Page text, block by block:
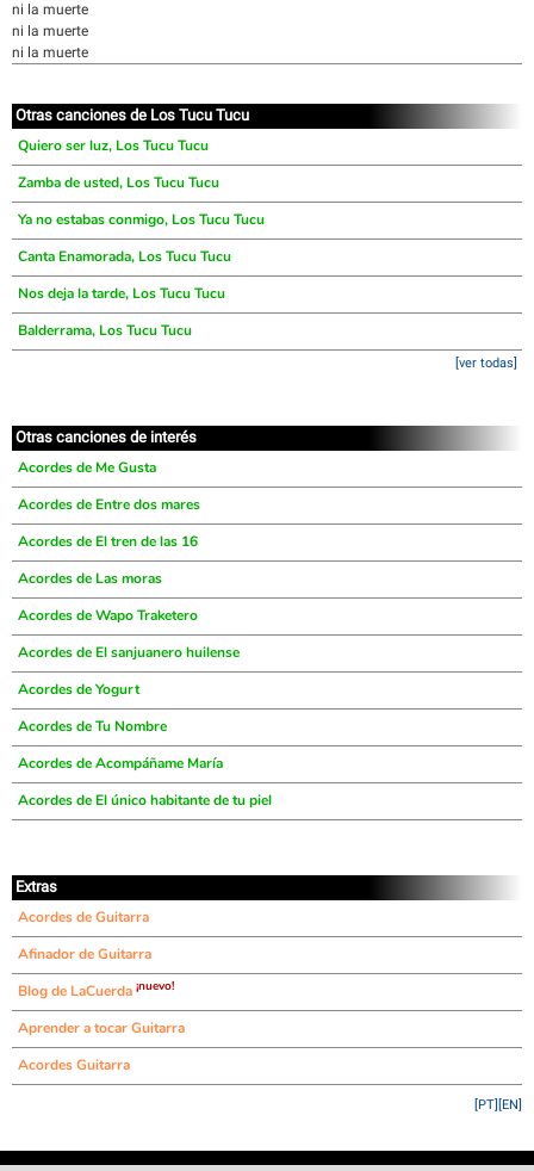
ni la muerte
ni la muerte
ni la muerte
Otras canciones de Los Tucu Tucu
Quiero ser luz, Los Tucu Tucu
Zamba de usted, Los Tucu Tucu
Ya no estabas conmigo, Los Tucu Tucu
Canta Enamorada, Los Tucu Tucu
Nos deja la tarde, Los Tucu Tucu
Balderrama, Los Tucu Tucu
[ver todas]
Otras canciones de interés
Acordes de Me Gusta
Acordes de Entre dos mares
Acordes de El tren de las 16
Acordes de Las moras
Acordes de Wapo Traketero
Acordes de El sanjuanero huilense
Acordes de Yogurt
Acordes de Tu Nombre
Acordes de Acompáñame María
Acordes de El único habitante de tu piel
Extras
Acordes de Guitarra
Afinador de Guitarra
Blog de LaCuerda ¡nuevo!
Aprender a tocar Guitarra
Acordes Guitarra
[EN]
[PT]